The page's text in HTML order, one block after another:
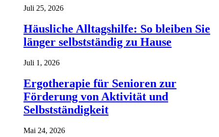
Juli 25, 2026
Häusliche Alltagshilfe: So bleiben Sie
länger selbstständig zu Hause
Juli 1, 2026
Ergotherapie für Senioren zur
Förderung von Aktivität und
Selbstständigkeit
Mai 24, 2026